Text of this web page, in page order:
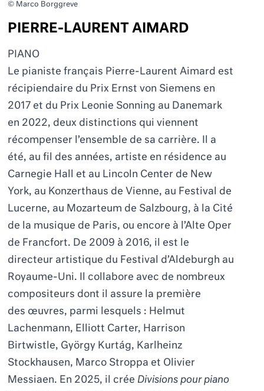
© Marco Borggreve
PIERRE-LAURENT AIMARD
PIANO
Le pianiste français Pierre-Laurent Aimard est
récipiendaire du Prix Ernst von Siemens en
2017 et du Prix Leonie Sonning au Danemark
en 2022, deux distinctions qui viennent
récompenser l’ensemble de sa carrière. Il a
été, au fil des années, artiste en résidence au
Carnegie Hall et au Lincoln Center de New
York, au Konzerthaus de Vienne, au Festival de
Lucerne, au Mozarteum de Salzbourg, à la Cité
de la musique de Paris, ou encore à l’Alte Oper
de Francfort. De 2009 à 2016, il est le
directeur artistique du Festival d’Aldeburgh au
Royaume-Uni. Il collabore avec de nombreux
compositeurs dont il assure la première
des œuvres, parmi lesquels : Helmut
Lachenmann, Elliott Carter, Harrison
Birtwistle, György Kurtág, Karlheinz
Stockhausen, Marco Stroppa et Olivier
Messiaen. En 2025, il crée Divisions pour piano